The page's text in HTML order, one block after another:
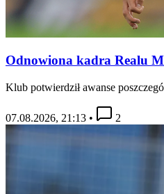
Odnowiona kadra Realu
Klub potwierdził awanse
07.08.2026, 21:13 • 2